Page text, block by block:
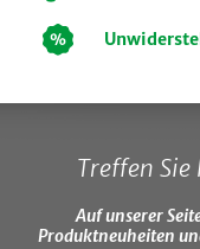
Treffen Sie
Auf unserer
Produktneuheiten